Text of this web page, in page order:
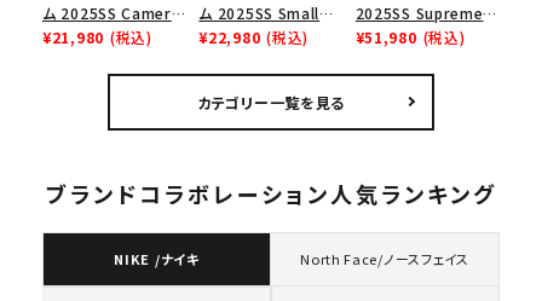
ム 2025SS Camera
Bag + Mini Pouch
¥21,980 (税込)
ム 2025SS Small
Box Tee スモールボ
¥22,980 (税込)
2025SS Supreme
GOODENOUGH
ムグッドイナフ ナイキ
エアフォース１スニー
ト
¥51,980 (税込)
カテゴリー一覧を見る
ブランドコラボレーション人気ランキング
NIKE /ナイキ North Face/ノースフェイス